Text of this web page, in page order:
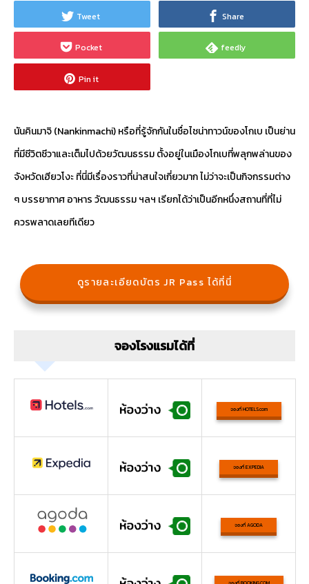
Tweet Share
Pocket feedly
Pin it
นันคินมาจิ (Nankinmachi) หรือที่รู้จักกันในชื่อไชน่าทาวน์ของโกเบ เป็นย่าน
ที่มีชีวิตชีวาและเต็มไปด้วยวัฒนธรรม ตั้งอยู่ในเมืองโกเบที่พลุกพล่านของ
จังหวัดเฮียวโงะ ที่นี่มีเรื่องราวที่น่าสนใจเกี่ยวมาก ไม่ว่าจะเป็นกิจกรรมต่าง
ๆ บรรยากาศ อาหาร วัฒนธรรม ฯลฯ เรียกได้ว่าเป็นอีกหนึ่งสถานที่ที่ไม่
ควรพลาดเลยทีเดียว
ดูรายละเอียดบัตร JR Pass ได้ที่นี่
จองโรงแรมได้ที่
จองที่ HOTELS.com
จองที่ EXPEDIA
จองที่ AGODA